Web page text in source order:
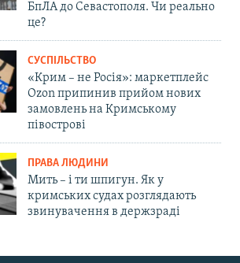
БпЛА до Севастополя. Чи реально
це?
СУСПІЛЬСТВО
«Крим – не Росія»: маркетплейс
Ozon припинив прийом нових
замовлень на Кримському
півострові
ПРАВА ЛЮДИНИ
Мить – і ти шпигун. Як у
кримських судах розглядають
звинувачення в держзраді